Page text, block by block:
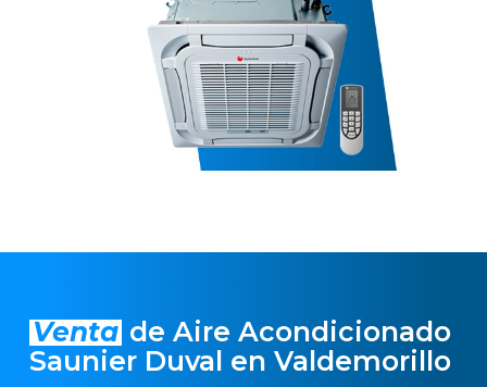
Venta de Aire Acondicionado
Saunier Duval en Valdemorillo